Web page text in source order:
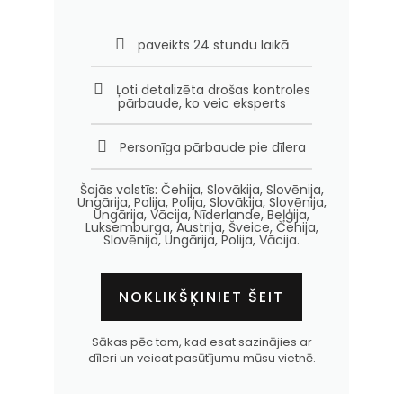
paveikts 24 stundu laikā
Ļoti detalizēta drošas kontroles
pārbaude, ko veic eksperts
Personīga pārbaude pie dīlera
Šajās valstīs: Čehija, Slovākija, Slovēnija,
Ungārija, Polija, Polija, Slovākija, Slovēnija,
Ungārija, Vācija, Nīderlande, Beļģija,
Luksemburga, Austrija, Šveice, Čehija,
Slovēnija, Ungārija, Polija, Vācija.
NOKLIKŠĶINIET ŠEIT
Sākas pēc tam, kad esat sazinājies ar
dīleri un veicat pasūtījumu mūsu vietnē.